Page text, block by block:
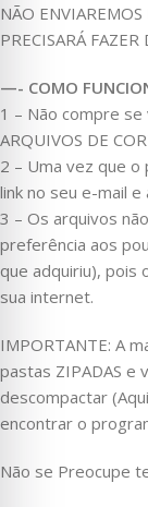
NÃO
PRECISARÁ
—- COMO
1 – Não compre
ARQUIVOS DE
2 – Uma vez que
link no seu e-mail
3 – Os arquivos
preferência aos
que adquiriu), pois
sua internet.
IMPORTANTE: A
pastas ZIPADAS e
descompactar
encontrar o
Não se Preocupe